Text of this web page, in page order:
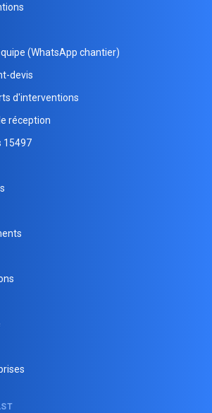
(WhatsApp chantier)
devis
d'interventions
réception
15497